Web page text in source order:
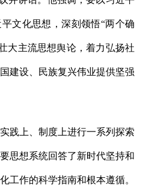
文化思想，深刻领悟“两个确
大主流思想舆论，着力弘扬社
建设、民族复兴伟业提供坚强
践上、制度上进行一系列探索
思想系统回答了新时代坚持和
工作的科学指南和根本遵循。